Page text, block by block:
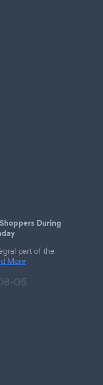
During
part of the
More
05